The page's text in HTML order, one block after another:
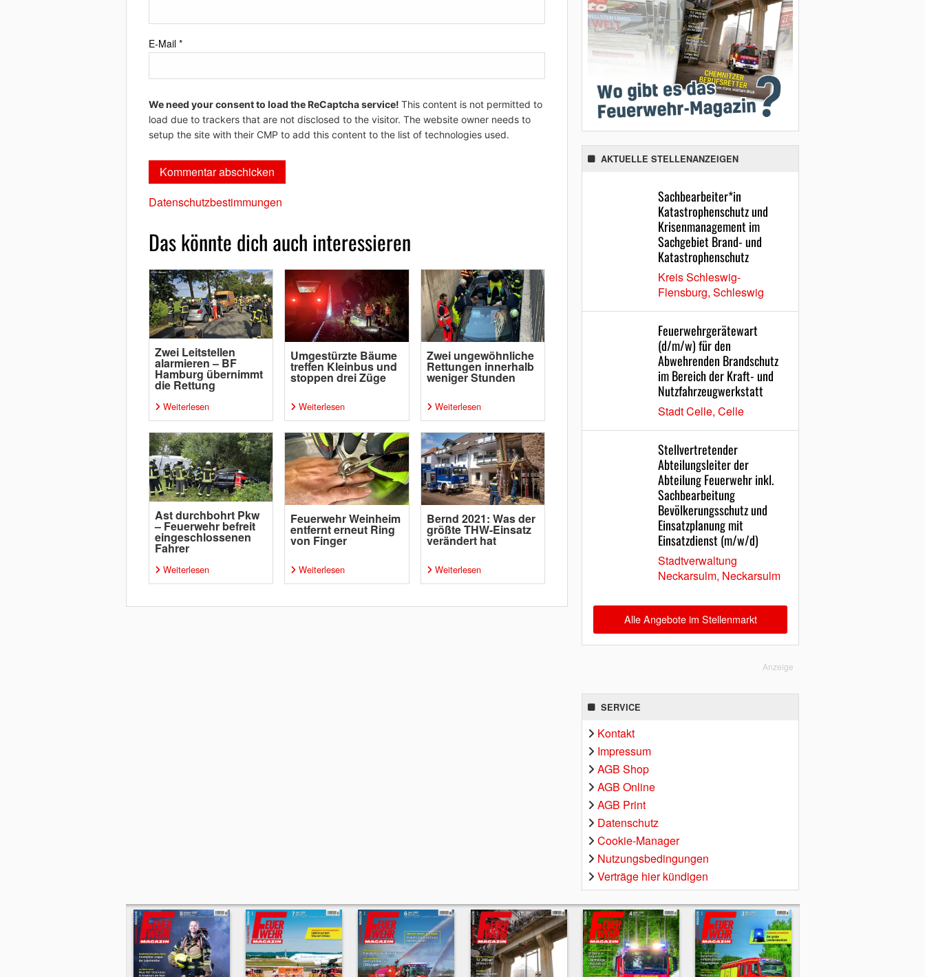
E-Mail *
We need your consent to load the ReCaptcha service! This content is not permitted to
load due to trackers that are not disclosed to the visitor. The website owner needs to
setup the site with their CMP to add this content to the list of technologies used.
Datenschutzbestimmungen
Das könnte dich auch interessieren
Zwei Leitstellen
alarmieren – BF
Hamburg übernimmt
die Rettung
Weiterlesen
Umgestürzte Bäume
treffen Kleinbus und
stoppen drei Züge
Weiterlesen
Zwei ungewöhnliche
Rettungen innerhalb
weniger Stunden
Weiterlesen
Ast durchbohrt Pkw
– Feuerwehr befreit
eingeschlossenen
Fahrer
Weiterlesen
Feuerwehr Weinheim
entfernt erneut Ring
von Finger
Weiterlesen
Bernd 2021: Was der
größte THW-Einsatz
verändert hat
Weiterlesen
AKTUELLE STELLENANZEIGEN
Sachbearbeiter*in
Katastrophenschutz und
Krisenmanagement im
Sachgebiet Brand- und
Katastrophenschutz
Kreis Schleswig-
Flensburg, Schleswig
Feuerwehrgerätewart
(d/m/w) für den
Abwehrenden Brandschutz
im Bereich der Kraft- und
Nutzfahrzeugwerkstatt
Stadt Celle, Celle
Stellvertretender
Abteilungsleiter der
Abteilung Feuerwehr inkl.
Sachbearbeitung
Bevölkerungsschutz und
Einsatzplanung mit
Einsatzdienst (m/w/d)
Stadtverwaltung
Neckarsulm, Neckarsulm
Alle Angebote im Stellenmarkt
Anzeige
SERVICE
Kontakt
Impressum
AGB Shop
AGB Online
AGB Print
Datenschutz
Cookie-Manager
Nutzungsbedingungen
Verträge hier kündigen